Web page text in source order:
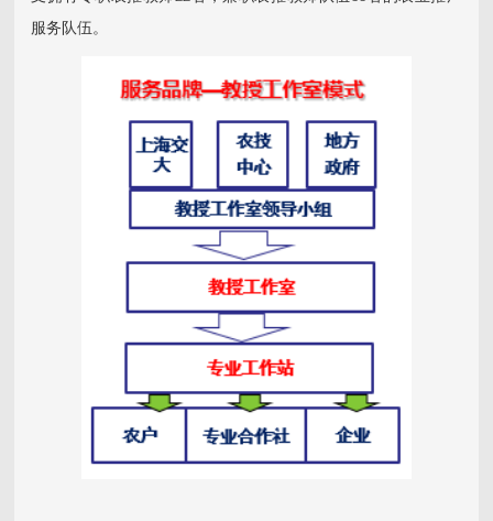
服务队伍。